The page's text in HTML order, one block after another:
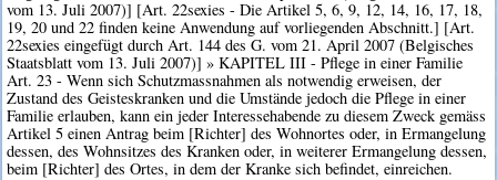
vom 13. Juli 2007)] [Art. 22sexies - Die Artikel 5, 6, 9, 12, 14, 16, 17, 18,
19, 20 und 22 finden keine Anwendung auf vorliegenden Abschnitt.] [Art.
22sexies eingefügt durch Art. 144 des G. vom 21. April 2007 (Belgisches
Staatsblatt vom 13. Juli 2007)] » KAPITEL III - Pflege in einer Familie
Art. 23 - Wenn sich Schutzmassnahmen als notwendig erweisen, der
Zustand des Geisteskranken und die Umstände jedoch die Pflege in einer
Familie erlauben, kann ein jeder Interessehabende zu diesem Zweck gemäss
Artikel 5 einen Antrag beim [Richter] des Wohnortes oder, in Ermangelung
dessen, des Wohnsitzes des Kranken oder, in weiterer Ermangelung dessen,
beim [Richter] des Ortes, in dem der Kranke sich befindet, einreichen.